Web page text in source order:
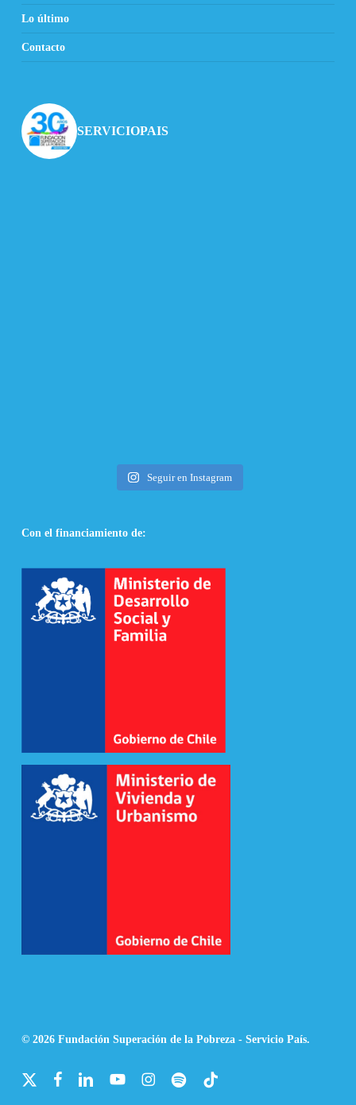
Lo último
Contacto
SERVICIOPAIS
Seguir en Instagram
Con el financiamiento de:
© 2026 Fundación Superación de la Pobreza - Servicio País.
x-
facebooklinkedin youtube instagramspotify tiktok